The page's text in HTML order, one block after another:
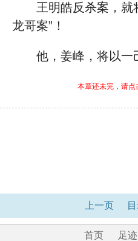
王明皓反杀案，就
龙哥案”！
他，姜峰，将以一
本章还未完，请
上一页
首页 足迹